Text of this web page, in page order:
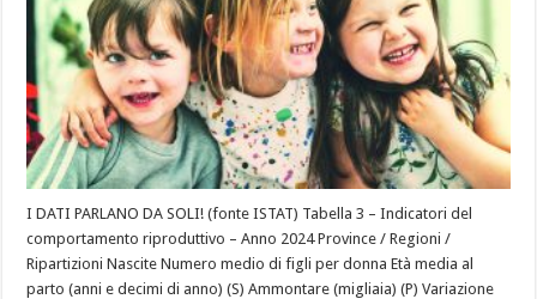
I DATI PARLANO DA SOLI! (fonte ISTAT) Tabella 3 – Indicatori del
comportamento riproduttivo – Anno 2024 Province / Regioni /
Ripartizioni Nascite Numero medio di figli per donna Età media al
parto (anni e decimi di anno) (S) Ammontare (migliaia) (P) Variazione